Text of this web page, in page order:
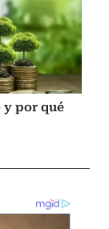
y por qué